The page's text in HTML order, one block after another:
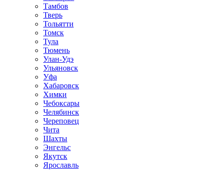
Тамбов
Тверь
Тольятти
Томск
Тула
Тюмень
Улан-Удэ
Ульяновск
Уфа
Хабаровск
Химки
Чебоксары
Челябинск
Череповец
Чита
Шахты
Энгельс
Якутск
Ярославль